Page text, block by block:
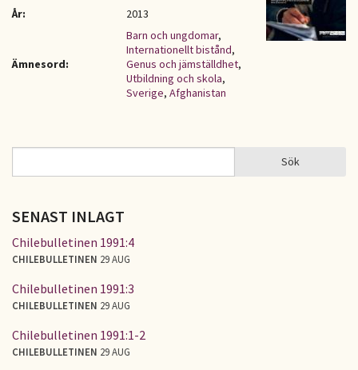
År:
2013
Ämnesord:
Barn och ungdomar,
Internationellt bistånd,
Genus och jämställdhet,
Utbildning och skola,
Sverige, Afghanistan
SÖKFORMULÄR Sök
SENAST INLAGT
Chilebulletinen 1991:4
CHILEBULLETINEN 29 AUG
Chilebulletinen 1991:3
CHILEBULLETINEN 29 AUG
Chilebulletinen 1991:1-2
CHILEBULLETINEN 29 AUG